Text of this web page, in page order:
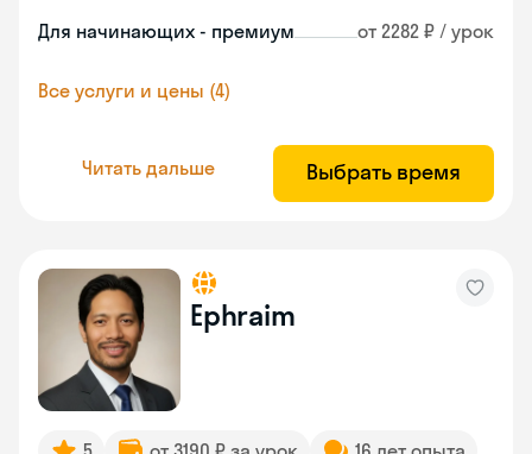
Для начинающих - премиум от 2282 ₽ / урок
Все услуги и цены (4)
Читать дальше Выбрать время
Ephraim